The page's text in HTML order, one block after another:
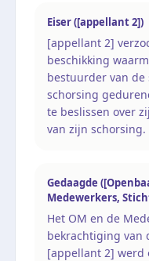
Eiser ([appellant 2])
[appellant 2]
beschikking
bestuurder van
schorsing
te beslissen over
van zijn schorsing.
Gedaagde
Medewerkers,
Het OM en de
bekrachtiging van
[appellant 2] werd